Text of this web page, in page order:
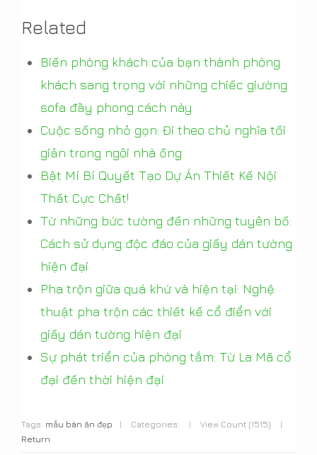
Related
Biến phòng khách của bạn thành phòng
khách sang trọng với những chiếc giường
sofa đầy phong cách này
Cuộc sống nhỏ gọn: Đi theo chủ nghĩa tối
giản trong ngôi nhà ống
Bật Mí Bí Quyết Tạo Dự Án Thiết Kế Nội
Thất Cực Chất!
Từ những bức tường đến những tuyên bố:
Cách sử dụng độc đáo của giấy dán tường
hiện đại
Pha trộn giữa quá khứ và hiện tại: Nghệ
thuật pha trộn các thiết kế cổ điển với
giấy dán tường hiện đại
Sự phát triển của phòng tắm: Từ La Mã cổ
đại đến thời hiện đại
Tags: mẫu bàn ăn đẹp | Categories: | View Count (1515)
|
Return